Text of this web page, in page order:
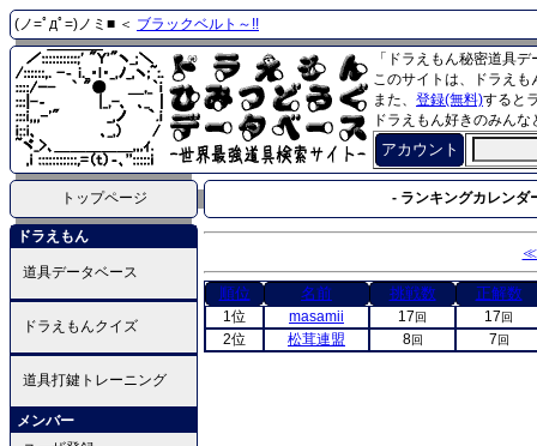
(ノ=ﾟдﾟ=)ノミ■ ＜ ブラックベルト～!!
「ドラえもん秘密道具
このサイトは、ドラえ
また、 登録(無料)すると
ドラえもん好きのみん
アカウント
トップページ - ランキングカレンダ
ドラえもん
道具データベース
ドラえもんクイズ
道具打鍵トレーニング
メンバー
順位 名前 挑戦数 正解数
1位 masamii 17 回 17 回
2位 松茸連盟 8回 7 回